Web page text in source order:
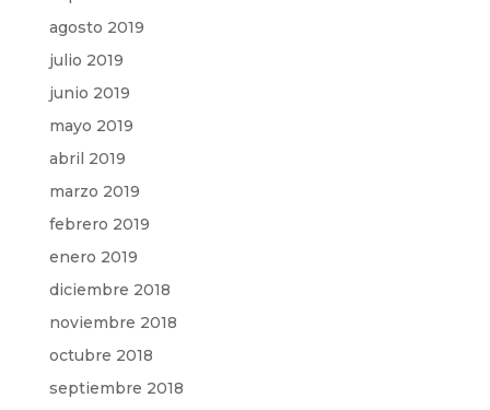
agosto 2019
julio 2019
junio 2019
mayo 2019
abril 2019
marzo 2019
febrero 2019
enero 2019
diciembre 2018
noviembre 2018
octubre 2018
septiembre 2018